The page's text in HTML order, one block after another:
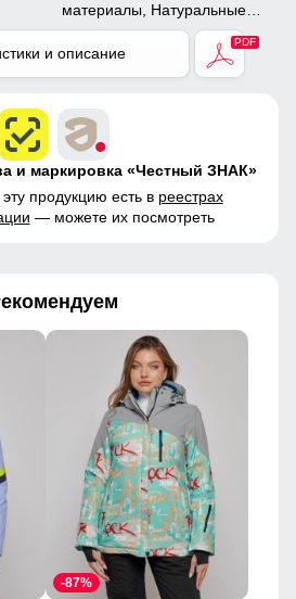
материалы, Натуральные
материалы, Полиэстер,
Плащевка, Тефлон,
Экологичные материалы
и описание
и маркировка «Честный ЗНАК»
продукцию есть в реестрах
— можете их посмотреть
-87%